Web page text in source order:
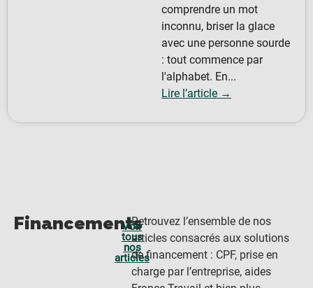
comprendre un mot
inconnu, briser la glace
avec une personne sourde
: tout commence par
l'alphabet. En...
Lire l’article →
Financements
Voir
tous
nos
articles
Retrouvez l’ensemble de nos
articles consacrés aux solutions
de financement : CPF, prise en
charge par l’entreprise, aides